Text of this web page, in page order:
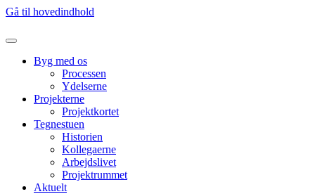
Gå til hovedindhold
Byg med os
Processen
Ydelserne
Projekterne
Projektkortet
Tegnestuen
Historien
Kollegaerne
Arbejdslivet
Projektrummet
Aktuelt